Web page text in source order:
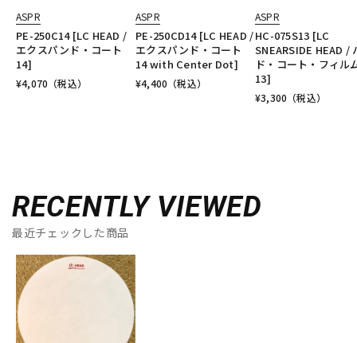
ASPR
PE-250C14 [LC HEAD /
エクスパンド・コート
14]
¥4,070 （税込）
ASPR
PE-250CD14 [LC HEAD /
エクスパンド・コート
14 with Center Dot]
¥4,400 （税込）
ASPR
HC-075S13 [LC
SNEARSIDE HEAD /
ド・コート・フィル
13]
¥3,300 （税込）
RECENTLY VIEWED
最近チェックした商品